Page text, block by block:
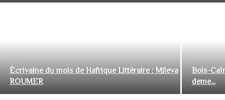
Écrivaine du mois de Hafrique Littéraire : Mileva
ROUMER
Bois-
deme...